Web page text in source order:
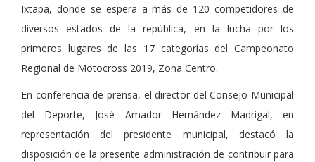
Ixtapa, donde se espera a más de 120 competidores de
diversos estados de la república, en la lucha por los
primeros lugares de las 17 categorías del Campeonato
Regional de Motocross 2019, Zona Centro.
En conferencia de prensa, el director del Consejo Municipal
del Deporte, José Amador Hernández Madrigal, en
representación del presidente municipal, destacó la
disposición de la presente administración de contribuir para